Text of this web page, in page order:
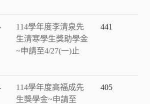
114學年度李清泉先
生清寒學生獎助學金
~申請至4/27(一)止
441
114學年度高福成先
生獎學金~申請至
405